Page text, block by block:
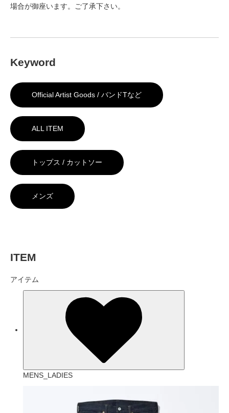
場合が御座います。ご了承下さい。
Keyword
Official Artist Goods / バンドTなど
ALL ITEM
トップス / カットソー
メンズ
ITEM
アイテム
MENS_LADIES